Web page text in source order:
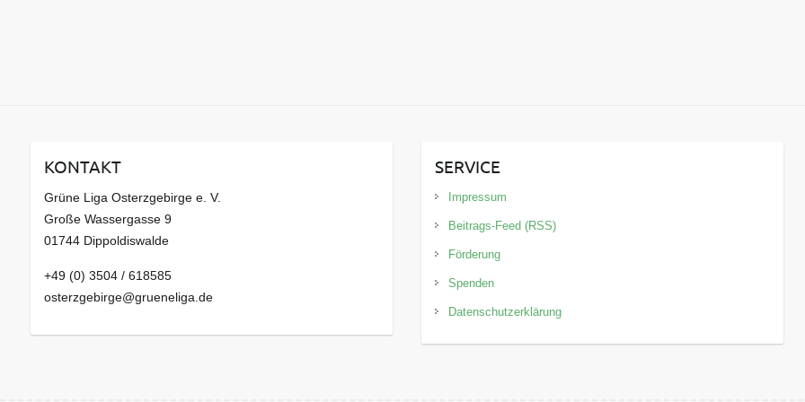
KONTAKT
Grüne Liga Osterzgebirge e. V.
Große Wassergasse 9
01744 Dippoldiswalde
+49 (0) 3504 / 618585
osterzgebirge@grueneliga.de
SERVICE
Impressum
Beitrags-Feed (RSS)
Förderung
Spenden
Datenschutzerklärung